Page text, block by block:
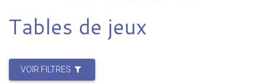
Tables de jeux
VOIR FILTRES